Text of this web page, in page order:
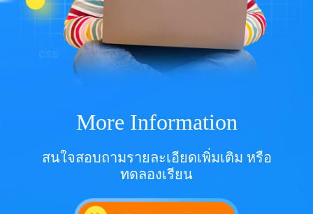
More Information
สนใจสอบถามรายละเอียดเพิ่มเติม หรือ
ทดลองเรียน